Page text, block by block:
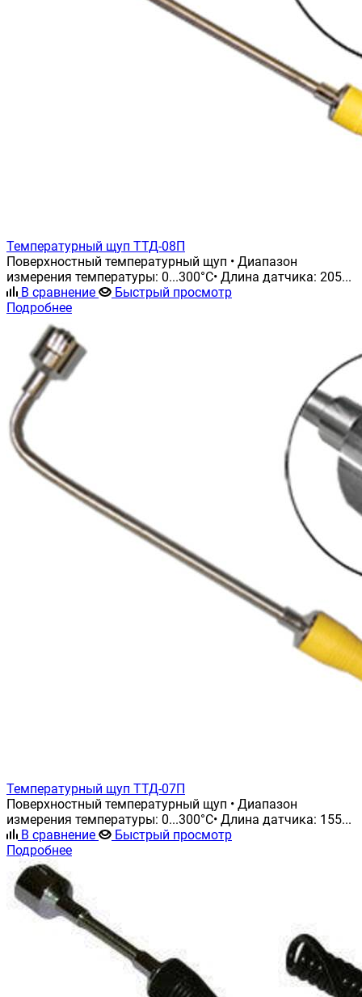
Температурный щуп ТТД-08П
Поверхностный температурный щуп • Диапазон
измерения температуры: 0...300°С• Длина датчика: 205...
В сравнение
Быстрый просмотр
Подробнее
Температурный щуп ТТД-07П
Поверхностный температурный щуп • Диапазон
измерения температуры: 0...300°С• Длина датчика: 155...
В сравнение
Быстрый просмотр
Подробнее